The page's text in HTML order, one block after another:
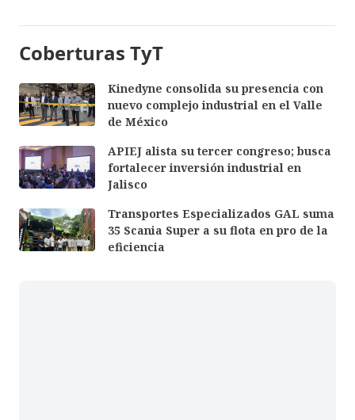
Coberturas TyT
Kinedyne consolida su presencia con
nuevo complejo industrial en el Valle
de México
APIEJ alista su tercer congreso; busca
fortalecer inversión industrial en
Jalisco
Transportes Especializados GAL suma
35 Scania Super a su flota en pro de la
eficiencia